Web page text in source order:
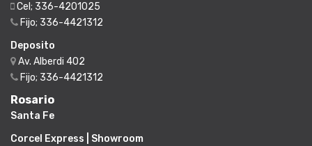
Cel; 336-4201025
Fijo; 336-4421312
Deposito
Av. Alberdi 402
Fijo; 336-4421312
Rosario
Santa Fe
Corcel Express | Showroom